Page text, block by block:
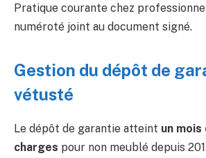
Pratique courante chez
numéroté joint au document signé.
Gestion du dépôt de
vétusté
Le dépôt de garantie atteint un
charges pour non meublé depuis